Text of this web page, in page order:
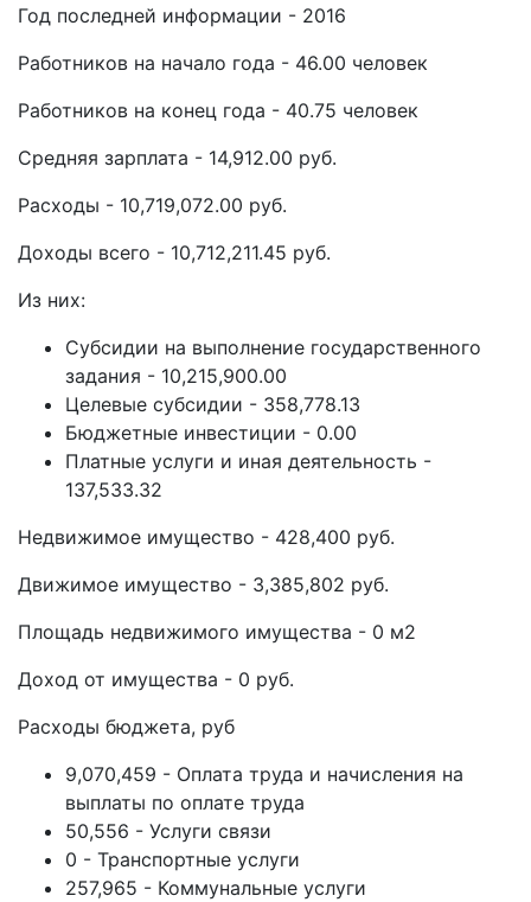
Год последней информации - 2016
Работников на начало года - 46.00 человек
Работников на конец года - 40.75 человек
Средняя зарплата - 14,912.00 руб.
Расходы - 10,719,072.00 руб.
Доходы всего - 10,712,211.45 руб.
Из них:
Субсидии на выполнение государственного
задания - 10,215,900.00
Целевые субсидии - 358,778.13
Бюджетные инвестиции - 0.00
Платные услуги и иная деятельность -
137,533.32
Недвижимое имущество - 428,400 руб.
Движимое имущество - 3,385,802 руб.
Площадь недвижимого имущества - 0 м2
Доход от имущества - 0 руб.
Расходы бюджета, руб
9,070,459 - Оплата труда и начисления на
выплаты по оплате труда
50,556 - Услуги связи
0 - Транспортные услуги
257,965 - Коммунальные услуги